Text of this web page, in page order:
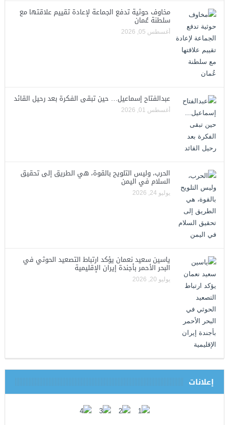
مخاوف حوثية تدفع الجماعة لإعادة تقييم علاقتها مع
سلطنة عُمان
أغسطس 05, 2026
عبدالفتاح إسماعيل… حين تبقى الفكرة بعد رحيل القائد
أغسطس 01, 2026
الحرب، وليس التلويح بالقوة، هي الطريق إلى تحقيق
السلام في اليمن
يوليو 24, 2026
ياسين سعيد نعمان يؤكد ارتباط التصعيد الحوثي في
البحر الأحمر بأجندة إيران الإقليمية
يوليو 20, 2026
إعلانات